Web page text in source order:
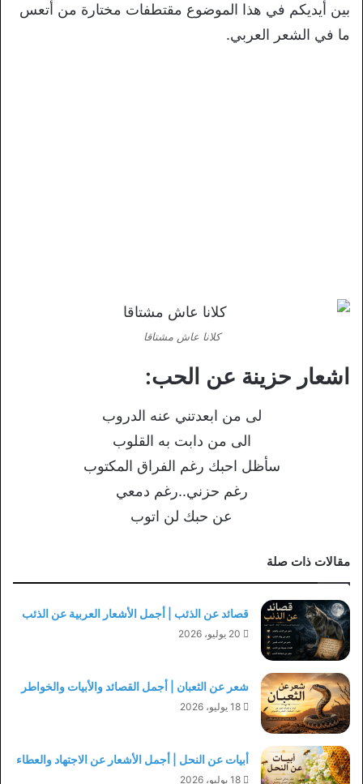
بين أيديكم في هذا الموضوع مقتطفات مختارة من أتعس
ما في الشعر العربي.
كلانا عاش مشتاقا
اشعار حزينة عن الحب:
لى من ابعدتني عنه الدروب
الى من دابت به القلوب
سأظل احبك رغم الفراق المكتوب
رغم حزني..رغم دمعي
عن حبك لن اتوب
مقالات ذات صلة
قصائد عن الذئب | أجمل الأشعار العربية عن الذئب
20 يوليو، 2026
شعر عن الثعبان | أجمل القصائد والأبيات والخواطر
18 يوليو، 2026
أبيات عن النحل | أجمل الأشعار عن الاجتهاد والعطاء
18 يوليو، 2026